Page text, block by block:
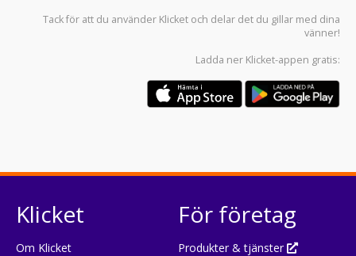
Tack för att du använder Klicket och delar det du gillar med dina
vänner!
Ladda ner Klicket-appen gratis:
Klicket
Om Klicket
För företag
Produkter & tjänster